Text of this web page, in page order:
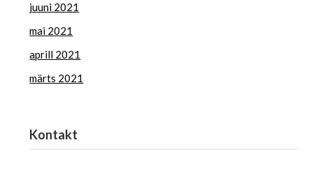
juuni 2021
mai 2021
aprill 2021
märts 2021
Kontakt